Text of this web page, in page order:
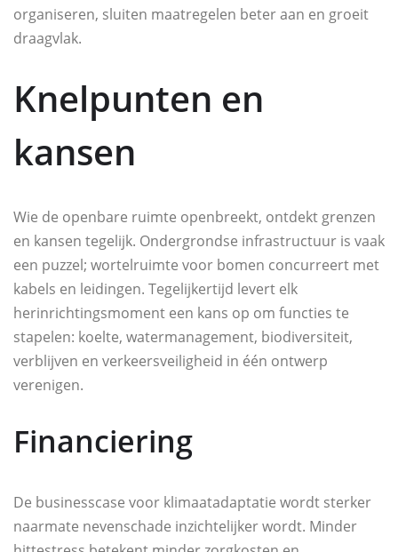
organiseren, sluiten maatregelen beter aan en groeit
draagvlak.
Knelpunten en
kansen
Wie de openbare ruimte openbreekt, ontdekt grenzen
en kansen tegelijk. Ondergrondse infrastructuur is vaak
een puzzel; wortelruimte voor bomen concurreert met
kabels en leidingen. Tegelijkertijd levert elk
herinrichtingsmoment een kans op om functies te
stapelen: koelte, watermanagement, biodiversiteit,
verblijven en verkeersveiligheid in één ontwerp
verenigen.
Financiering
De businesscase voor klimaatadaptatie wordt sterker
naarmate nevenschade inzichtelijker wordt. Minder